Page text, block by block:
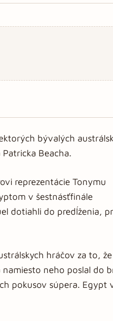
bývalých
Beacha.
reprezentácie Tonymu
v šestnásťfinále
dotiahli do predĺženia,
hráčov za to,
neho poslal do
pokusov súpera. Egypt